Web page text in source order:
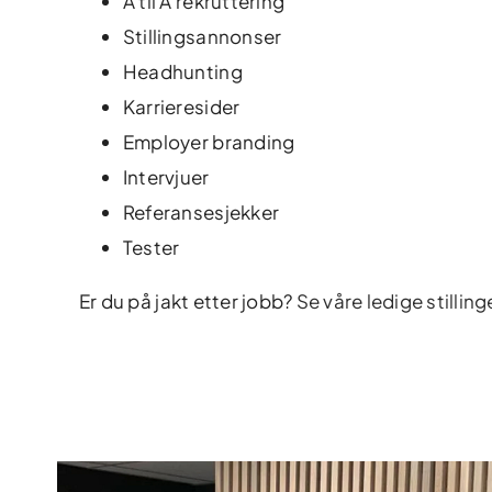
Stillingsannonser
Headhunting
Karrieresider
Employer branding
Intervjuer
Referansesjekker
Tester
Er du på jakt etter jobb? Se våre ledige